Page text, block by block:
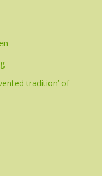
tradition’ of